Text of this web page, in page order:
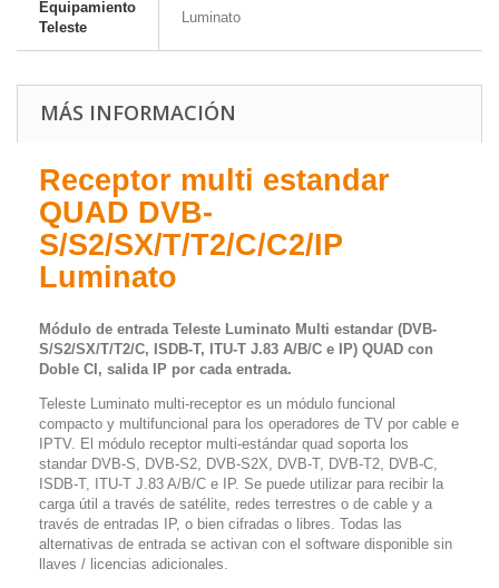
Equipamiento
Teleste
Luminato
MÁS INFORMACIÓN
Receptor multi estandar
QUAD DVB-
S/S2/SX/T/T2/C/C2/IP
Luminato
Módulo de entrada Teleste Luminato Multi estandar (DVB-
S/S2/SX/T/T2/C, ISDB-T, ITU-T J.83 A/B/C e IP) QUAD con
Doble CI, salida IP por cada entrada.
Teleste Luminato multi-receptor es un módulo funcional
compacto y multifuncional para los operadores de TV por cable e
IPTV. El módulo receptor multi-estándar quad soporta los
standar DVB-S, DVB-S2, DVB-S2X, DVB-T, DVB-T2, DVB-C,
ISDB-T, ITU-T J.83 A/B/C e IP. Se puede utilizar para recibir la
carga útil a través de satélite, redes terrestres o de cable y a
través de entradas IP, o bien cifradas o libres. Todas las
alternativas de entrada se activan con el software disponible sin
llaves / licencias adicionales.